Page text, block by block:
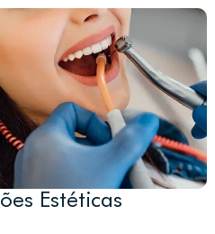
Estéticas